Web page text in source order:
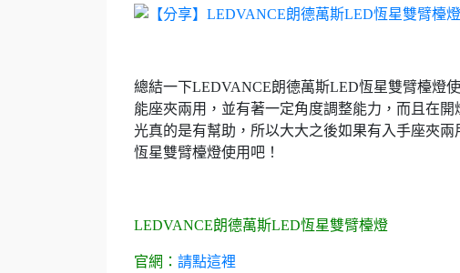
總結一下LEDVANCE朗德萬斯LED恆星雙臂檯燈
能座夾兩用，並有著一定角度調整能力，而且在
光真的是有幫助，所以大大之後如果有入手座夾
恆星雙臂檯燈使用吧！
LEDVANCE朗德萬斯LED恆星雙臂檯燈
官網： 請點這裡